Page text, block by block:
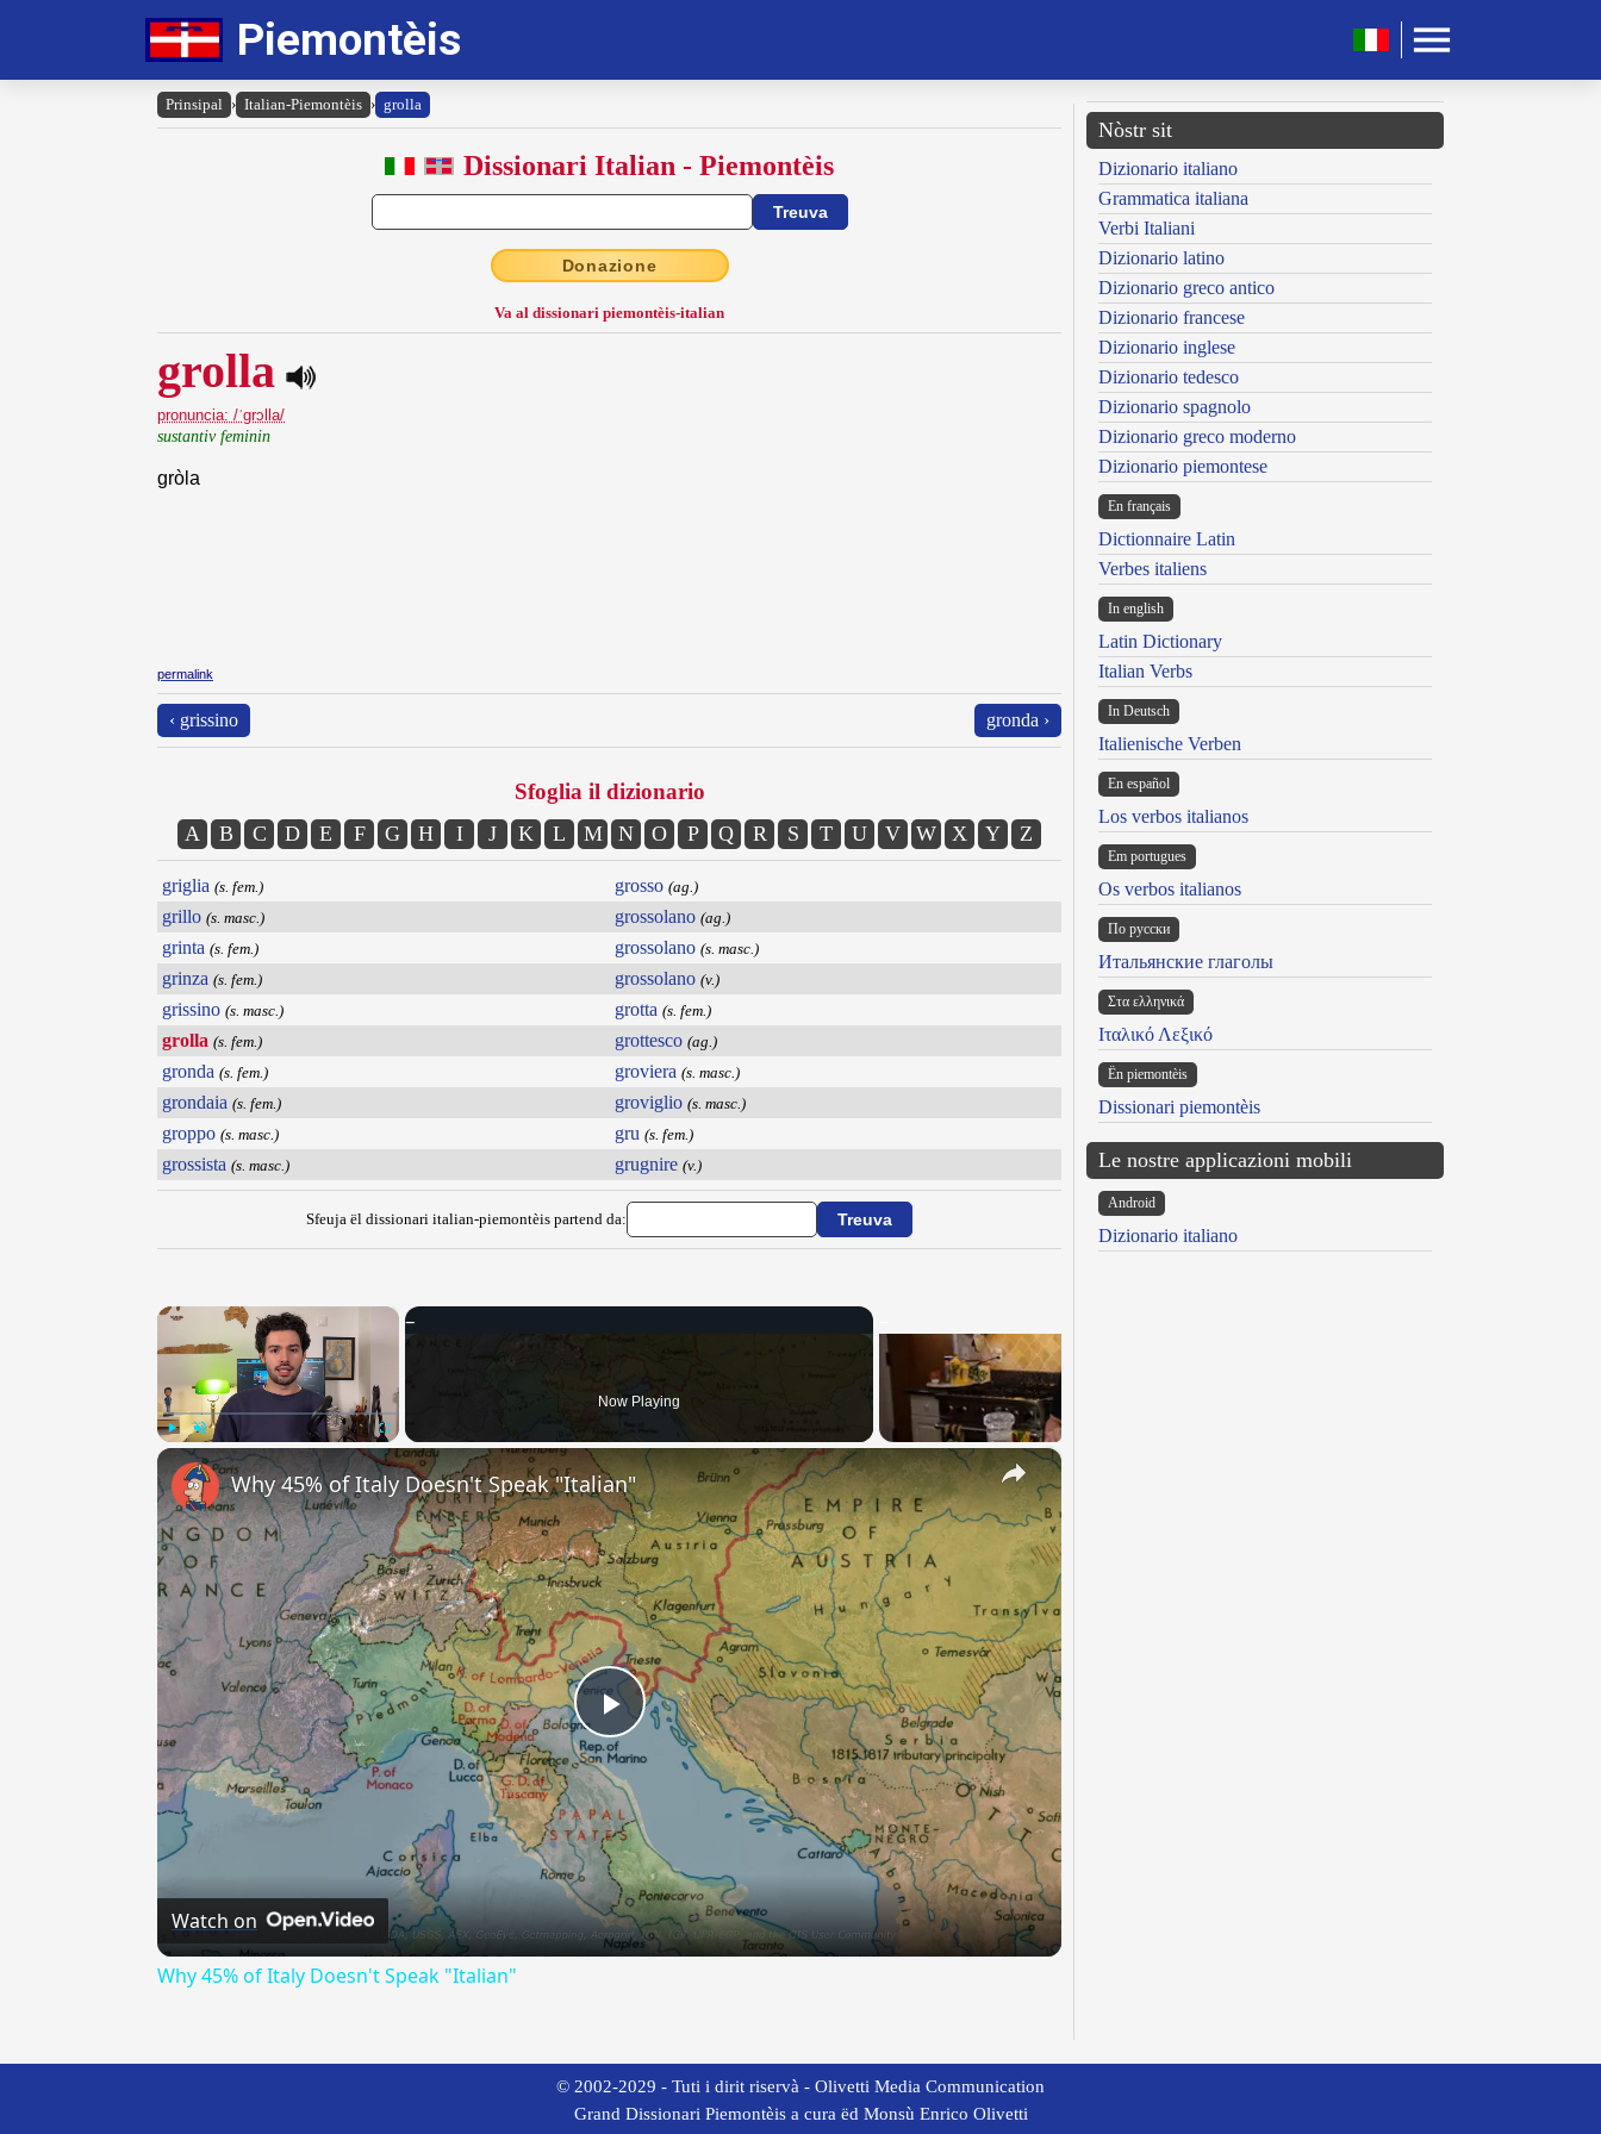
Piemontèis
Prinsipal › Italian-Piemontèis › grolla
Dissionari Italian - Piemontèis
Donazione
Va al dissionari piemontèis-italian
grolla
pronuncia: /ˈgrɔlla/
sustantiv feminin
gròla
permalink
‹ grissino gronda ›
Sfoglia il dizionario
A B C D E F G H I J K L M N O P Q R S T U V W X Y Z
griglia (s. fem.)
grillo (s. masc.)
grinta (s. fem.)
grinza (s. fem.)
grissino (s. masc.)
grolla (s. fem.)
gronda (s. fem.)
grondaia (s. fem.)
groppo (s. masc.)
grossista (s. masc.)
grosso (ag.)
grossolano (ag.)
grossolano (s. masc.)
grossolano (v.)
grotta (s. fem.)
grottesco (ag.)
groviera (s. masc.)
groviglio (s. masc.)
gru (s. fem.)
grugnire (v.)
Sfeuja ël dissionari italian-piemontèis partend da:
×
Play Fullscreen
Now Playing
×
Play
Video
Why 45% of Italy Doesn't Speak "Italian"
Watch on
Why 45% of Italy Doesn't Speak "Italian"
Nòstr sit
Dizionario italiano
Grammatica italiana
Verbi Italiani
Dizionario latino
Dizionario greco antico
Dizionario francese
Dizionario inglese
Dizionario tedesco
Dizionario spagnolo
Dizionario greco moderno
Dizionario piemontese
En français
Dictionnaire Latin
Verbes italiens
In english
Latin Dictionary
Italian Verbs
In Deutsch
Italienische Verben
En español
Los verbos italianos
Em portugues
Os verbos italianos
По русски
Итальянские глаголы
Στα ελληνικά
Ιταλικό Λεξικό
Ën piemontèis
Dissionari piemontèis
Le nostre applicazioni mobili
Android
Dizionario italiano
© 2002-2029 - Tuti i dirit riservà - Olivetti Media Communication
Grand Dissionari Piemontèis a cura ëd Monsù Enrico Olivetti